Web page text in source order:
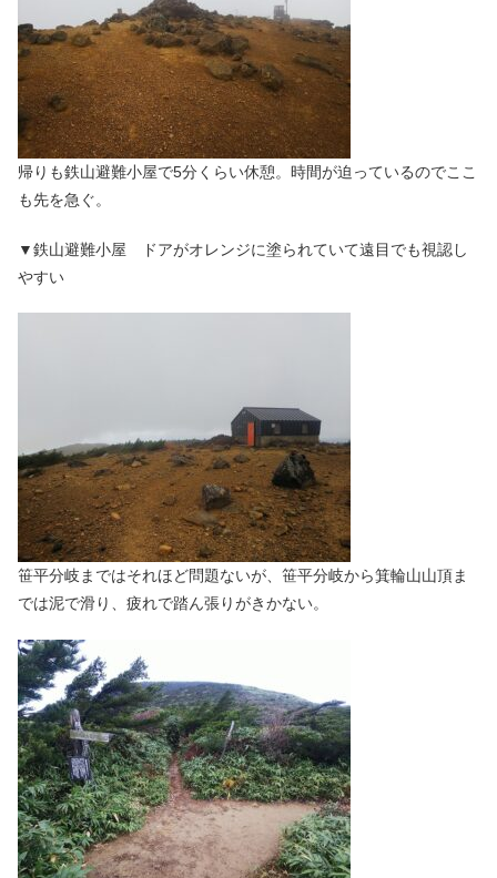
帰りも鉄山避難小屋で5分くらい休憩。時間が迫っているのでここ
も先を急ぐ。
▼鉄山避難小屋 ドアがオレンジに塗られていて遠目でも視認し
やすい
笹平分岐まではそれほど問題ないが、笹平分岐から箕輪山山頂ま
では泥で滑り、疲れで踏ん張りがきかない。